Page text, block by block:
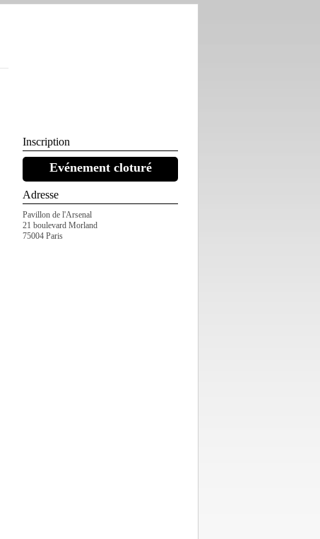
Inscription
Evénement cloturé
Adresse
Pavillon de l'Arsenal
21 boulevard Morland
75004 Paris